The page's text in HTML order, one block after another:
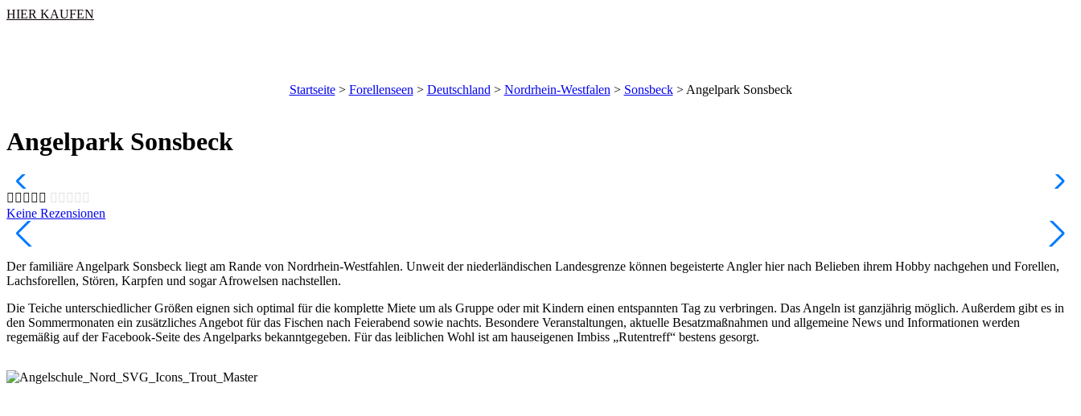
HIER KAUFEN
Startseite> Forellenseen > Deutschland > Nordrhein-Westfalen > Sonsbeck> Angelpark Sonsbeck
Angelpark Sonsbeck
Keine Rezensionen
Der familiäre Angelpark Sonsbeck liegt am Rande von Nordrhein-Westfahlen. Unweit der niederländischen Landesgrenze können begeisterte Angler hier nach Belieben ihrem Hobby nachgehen und Forellen,
Lachsforellen, Stören, Karpfen und sogar Afrowelsen nachstellen.
Die Teiche unterschiedlicher Größen eignen sich optimal für die komplette Miete um als Gruppe oder mit Kindern einen entspannten Tag zu verbringen. Das Angeln ist ganzjährig möglich. Außerdem gibt es in
den Sommermonaten ein zusätzliches Angebot für das Fischen nach Feierabend sowie nachts. Besondere Veranstaltungen, aktuelle Besatzmaßnahmen und allgemeine News und Informationen werden
regemäßig auf der Facebook-Seite des Angelparks bekanntgegeben. Für das leiblichen Wohl ist am hauseigenen Imbiss „Rutentreff“ bestens gesorgt.